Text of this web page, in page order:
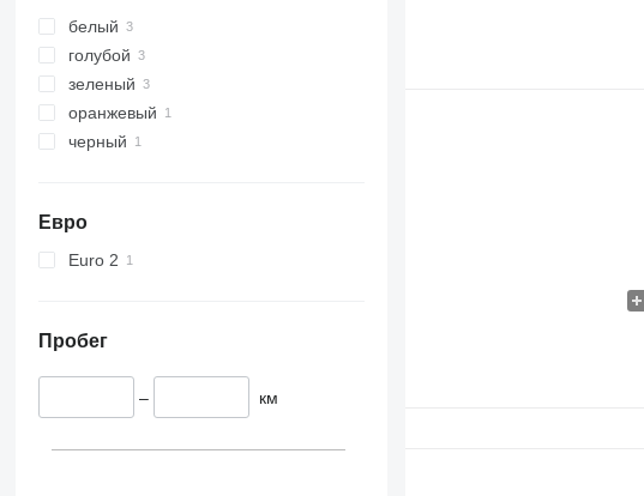
белый
голубой
зеленый
оранжевый
черный
Евро
Euro 2
Пробег
– км